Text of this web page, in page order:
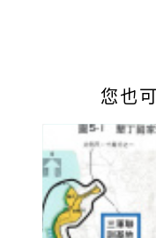
您也